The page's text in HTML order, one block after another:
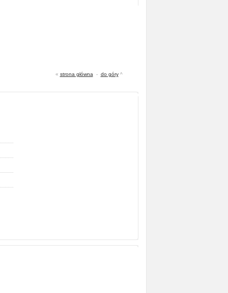
« strona główna - do góry^